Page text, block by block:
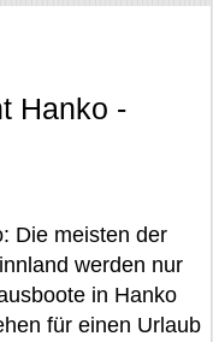
Hanko -
Die meisten der
werden nur
in Hanko
für einen Urlaub